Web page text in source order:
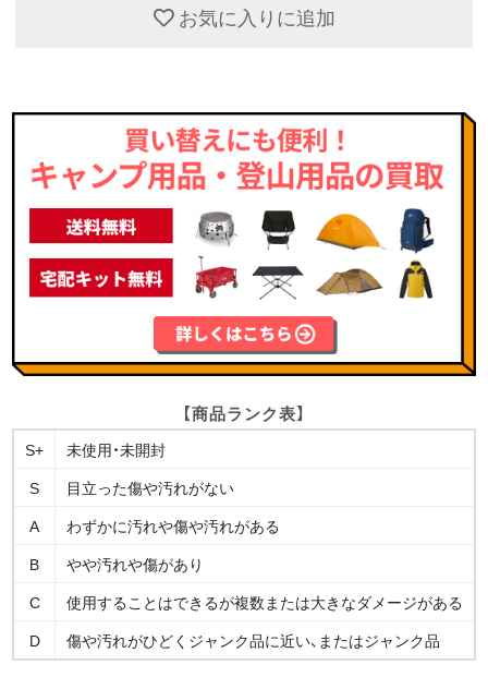
お気に入りに追加
【商品ランク表】
S+
未使用・未開封
S
目立った傷や汚れがない
A
わずかに汚れや傷や汚れがある
B
やや汚れや傷があり
C
使用することはできるが複数または大きなダメージがある
D
傷や汚れがひどくジャンク品に近い、またはジャンク品